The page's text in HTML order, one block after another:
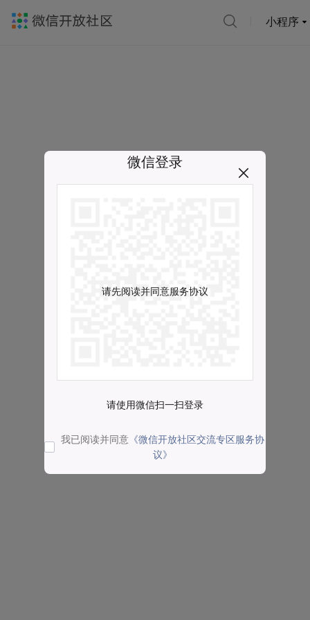
小程序
微信登录
请先阅读并同意服务协议
请使用微信扫一扫登录
我已阅读并同意 《微信开放社区交流专区服务协
议》